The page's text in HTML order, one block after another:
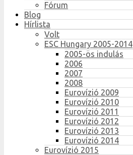
Fórum
Blog
Hírlista
Volt
ESC Hungary 2005-2014
2005-ös indulás
2006
2007
2008
Eurovízió 2009
Eurovízió 2010
Eurovízió 2011
Eurovízió 2012
Eurovízió 2013
Eurovízió 2014
Eurovízió 2015